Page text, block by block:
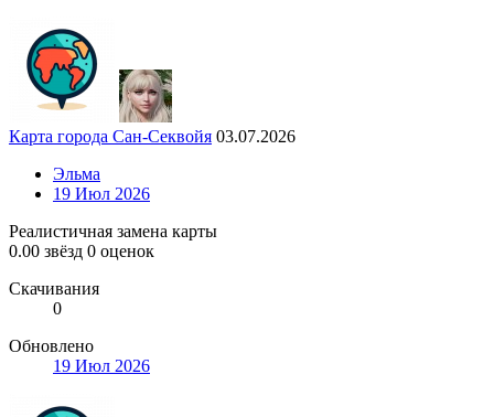
Карта города Сан-Секвойя 03.07.2026
Эльма
19 Июл 2026
Реалистичная замена карты
0.00 звёзд 0 оценок
Скачивания
0
Обновлено
19 Июл 2026